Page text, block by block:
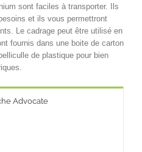
sont faciles à transporter. Ils
et ils vous permettront
Le cadrage peut être utilisé en
fournis dans une boite de carton
de plastique pour bien
Advocate